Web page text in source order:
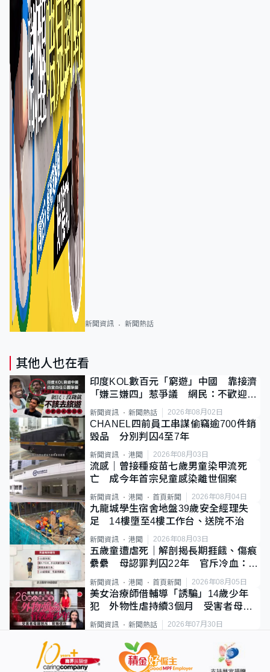
新聞資訊 新聞熱話
其他人也在看
印度KOL數百元「窮遊」中國 靠接濟
「嫌三嫌四」惹爭議 網民：不歡迎劣
質旅客
新聞資訊 新聞熱話 2026年08月02日
CHANEL四前員工串謀偷竊逾700件銷
毀品 分別判囚4至7年
新聞資訊 港聞 2026年08月03日
流感｜曾接種疫苗七歲男童染甲流死
亡 成今年首宗兒童感染離世個案
新聞資訊 港聞 首頁新聞 2026年08月04日
九龍城學生宿舍地盤39歲安全經理失
足 14樓墮至4樓工作台、送院不治
新聞資訊 港聞 2026年08月03日
五歲童遭虐死｜解剖揭長期捱餓、傷痕
纍纍 母認罪判囚22年 官斥冷血：同
類案最惡劣
新聞資訊 港聞 首頁新聞 2026年08月05日
美女治療師借輔導「誘騙」14歲少年
犯 外物性虐持續3個月 受害者母：
要保護其他人
新聞資訊 新聞熱話 2026年07月30日